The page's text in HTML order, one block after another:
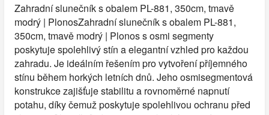
Zahradní slunečník s obalem PL-881, 350cm, tmavě
modrý | PlonosZahradní slunečník s obalem PL-881,
350cm, tmavě modrý | Plonos s osmi segmenty
poskytuje spolehlivý stín a elegantní vzhled pro každou
zahradu. Je ideálním řešením pro vytvoření příjemného
stínu během horkých letních dnů. Jeho osmisegmentová
konstrukce zajišťuje stabilitu a rovnoměrné napnutí
potahu, díky čemuž poskytuje spolehlivou ochranu před